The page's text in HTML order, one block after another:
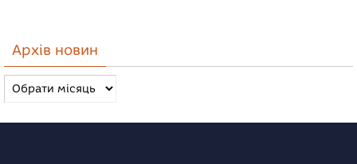
Архів новин
Архів
новин